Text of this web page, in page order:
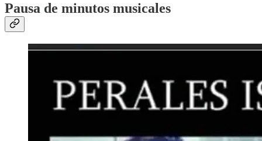
Pausa de minutos musicales